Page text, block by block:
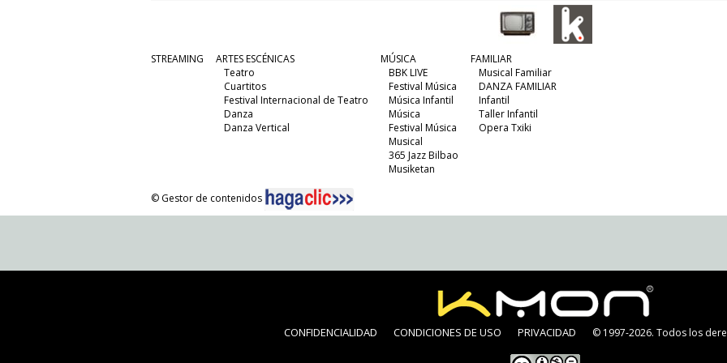
STREAMING
ARTES ESCÉNICAS
Teatro
Cuartitos
Festival Internacional de Teatro
Danza
Danza Vertical
MÚSICA
BBK LIVE
Festival Música
Música Infantil
Música
Festival Música
Musical
365 Jazz Bilbao
Musiketan
FAMILIAR
Musical Familiar
DANZA FAMILIAR
Infantil
Taller Infantil
Opera Txiki
© Gestor de contenidos
CONFIDENCIALIDAD CONDICIONES DE USO PRIVACIDAD © 1997-2026. Todos los